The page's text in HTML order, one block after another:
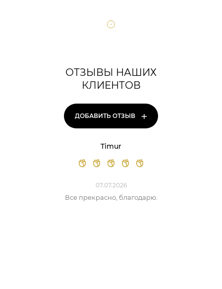
ОТЗЫВЫ НАШИХ
КЛИЕНТОВ
ДОБАВИТЬ ОТЗЫВ +
Timur
07.07.2026
Все прекрасно, благодарю.